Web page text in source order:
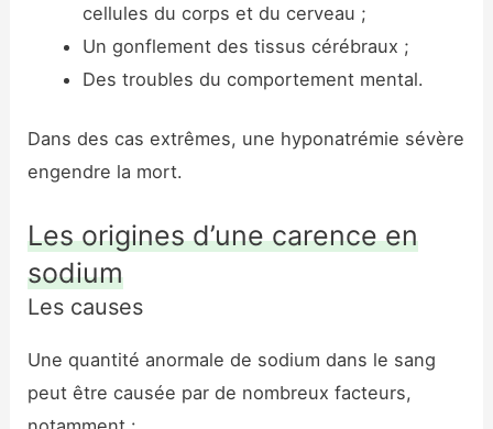
cellules du corps et du cerveau ;
Un gonflement des tissus cérébraux ;
Des troubles du comportement mental.
Dans des cas extrêmes, une hyponatrémie sévère
engendre la mort.
Les origines d’une carence en
sodium
Les causes
Une quantité anormale de sodium dans le sang
peut être causée par de nombreux facteurs,